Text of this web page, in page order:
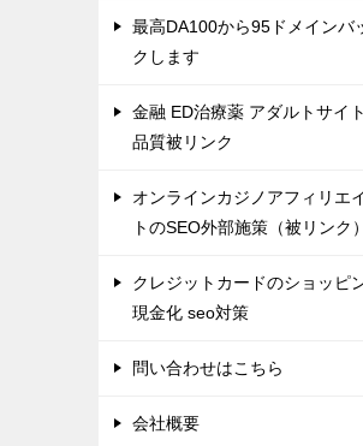
最高DA100から95ドメインバ
クします
金融 ED治療薬 アダルトサイ
品質被リンク
オンラインカジノアフィリエ
トのSEO外部施策（被リンク）
クレジットカードのショッピ
現金化 seo対策
問い合わせはこちら
会社概要